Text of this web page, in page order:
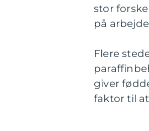
stor
på
Flere
giver
faktor til